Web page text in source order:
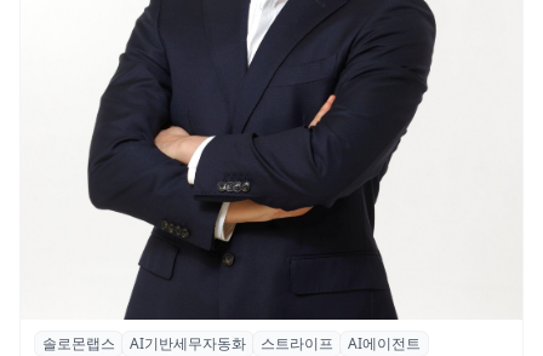
솔로몬랩스 AI기반세무자동화 스트라이프
AI에이전트